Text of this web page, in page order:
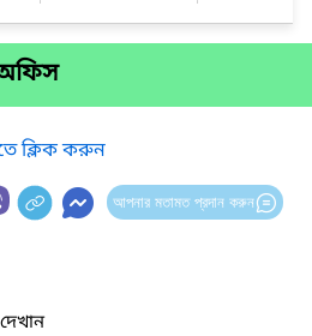
ক্লিক করুন
আপনার মতামত প্রদান করুন